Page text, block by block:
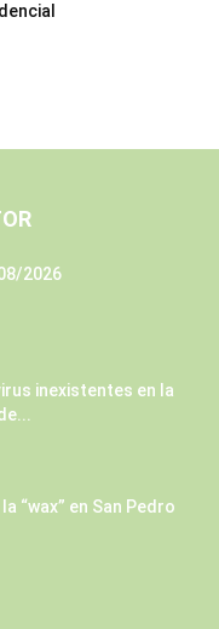
2026
inexistentes en la
“wax” en San Pedro